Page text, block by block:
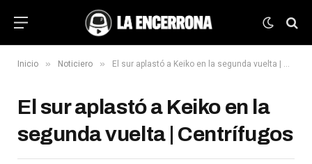
Inicio » Noticiero » El sur aplastó a Keiko en la segunda vuelta | Centrífugos
El sur aplastó a Keiko en la
segunda vuelta | Centrífugos